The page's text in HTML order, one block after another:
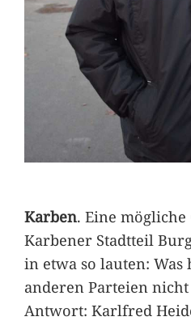
Karben. Eine
Karbener Stadtteil
in etwa so lauten: Was
anderen Parteien nicht
Antwort: Karlfred